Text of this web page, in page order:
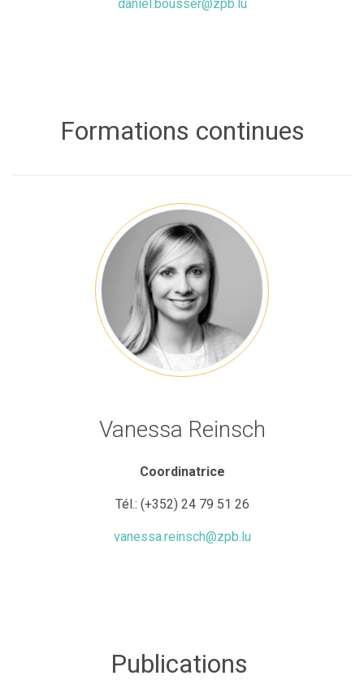
daniel.bousser@zpb.lu
Formations continues
Vanessa Reinsch
Coordinatrice
Tél.: (+352) 24 79 51 26
vanessa.reinsch@zpb.lu
Publications